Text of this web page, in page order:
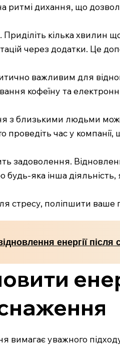
ритмі дихання, що
кілька
через додатки. Це
важливим для
кофеїну та
з близькими людьми
час у компанії,
будь-яка інша
стресу, поліпшити
енергії після
вимагає уважного